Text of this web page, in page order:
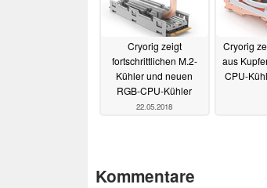
Cryorig zeigt
fortschrittlichen M.2-
Kühler und neuen
RGB-CPU-Kühler
22.05.2018
Cryorig
aus
CPU-
Kommentare